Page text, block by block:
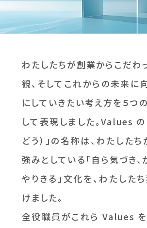
わたしたちが創業からこだわ
観、そしてこれからの未来に
にしていきたい考え方を５つ
して表現しました。Values の
どう）」の名称は、わたしたち
強みとしている「自ら気づき、
やりきる」文化を、わたした
けました。
全役職員がこれら Values を